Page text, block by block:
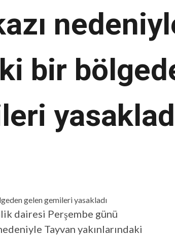
bir
dairesi Perşembe günü
Tayvan yakınlarındaki